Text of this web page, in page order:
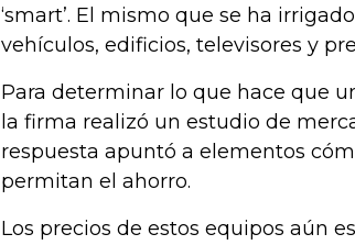
‘smart’. El mismo que se ha
vehículos, edificios, televisores y
Para determinar lo que hace que
la firma realizó un estudio de
respuesta apuntó a elementos
permitan el ahorro.
Los precios de estos equipos aún